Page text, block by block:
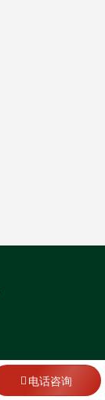
电话咨询